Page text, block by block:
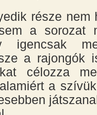
része nem
a sorozat
igencsak
a rajongók
célozza
a